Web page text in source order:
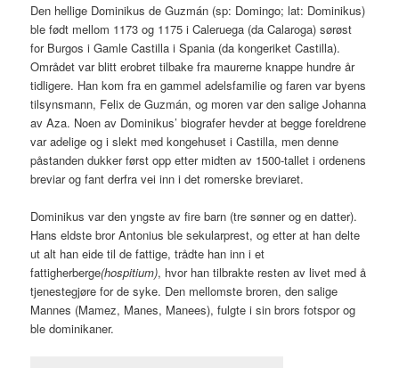
Den hellige Dominikus de Guzmán (sp: Domingo; lat: Dominikus)
ble født mellom 1173 og 1175 i Caleruega (da Calaroga) sørøst
for Burgos i Gamle Castilla i Spania (da kongeriket Castilla).
Området var blitt erobret tilbake fra maurerne knappe hundre år
tidligere. Han kom fra en gammel adelsfamilie og faren var byens
tilsynsmann, Felix de Guzmán, og moren var den salige Johanna
av Aza. Noen av Dominikus’ biografer hevder at begge foreldrene
var adelige og i slekt med kongehuset i Castilla, men denne
påstanden dukker først opp etter midten av 1500-tallet i ordenens
breviar og fant derfra vei inn i det romerske breviaret.
Dominikus var den yngste av fire barn (tre sønner og en datter).
Hans eldste bror Antonius ble sekularprest, og etter at han delte
ut alt han eide til de fattige, trådte han inn i et
fattigherberge(hospitium), hvor han tilbrakte resten av livet med å
tjenestegjøre for de syke. Den mellomste broren, den salige
Mannes (Mamez, Manes, Manees), fulgte i sin brors fotspor og
ble dominikaner.